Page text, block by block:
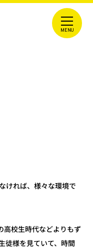
ければ、様々な環境で
高校生時代などよりもず
徒様を見ていて、時間